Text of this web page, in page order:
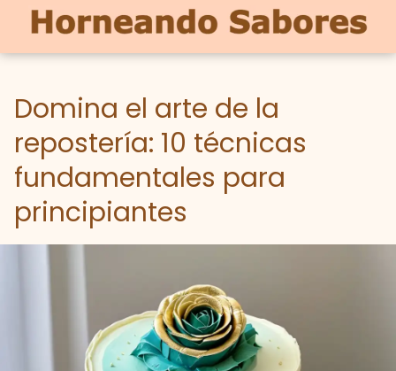
Domina el arte de la
repostería: 10 técnicas
fundamentales para
principiantes